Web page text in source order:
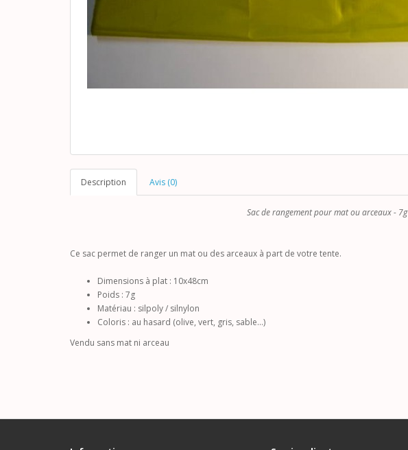
Description Avis (0)
Sac de rangement pour mat ou arceaux - 7g
Ce sac permet de ranger un mat ou des arceaux à part de votre tente.
Dimensions à plat : 10x48cm
Poids : 7g
Matériau : silpoly / silnylon
Coloris : au hasard (olive, vert, gris, sable...)
Vendu sans mat ni arceau